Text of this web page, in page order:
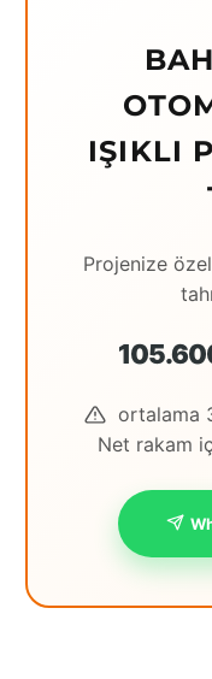
IŞIKLI
Projenize
ortalama
Net rakam
Giresun
İstanbul
Anadolu
İstanbul
Avrupa
Kırklareli